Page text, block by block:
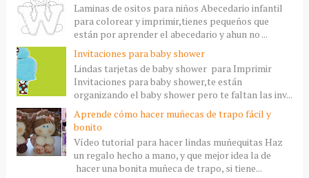
Laminas de ositos para niños Abecedario infantil
para colorear y imprimir,tienes pequeños que
están por aprender el abecedario y ahun no ...
Invitaciones para baby shower
Lindas tarjetas de baby shower para Imprimir
Invitaciones para baby shower,te están
organizando el baby shower pero te faltan las inv...
Aprende cómo hacer muñecas de trapo fácil y
bonito
Vídeo tutorial para hacer lindas muñequitas Haz
un regalo hecho a mano, y que mejor idea la de
hacer una bonita muñeca de trapo, si tiene...